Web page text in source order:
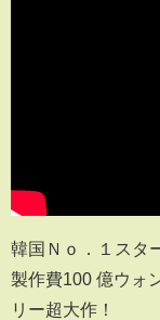
韓国Ｎｏ．１スタ
製作費100 億ウォ
リー超大作！